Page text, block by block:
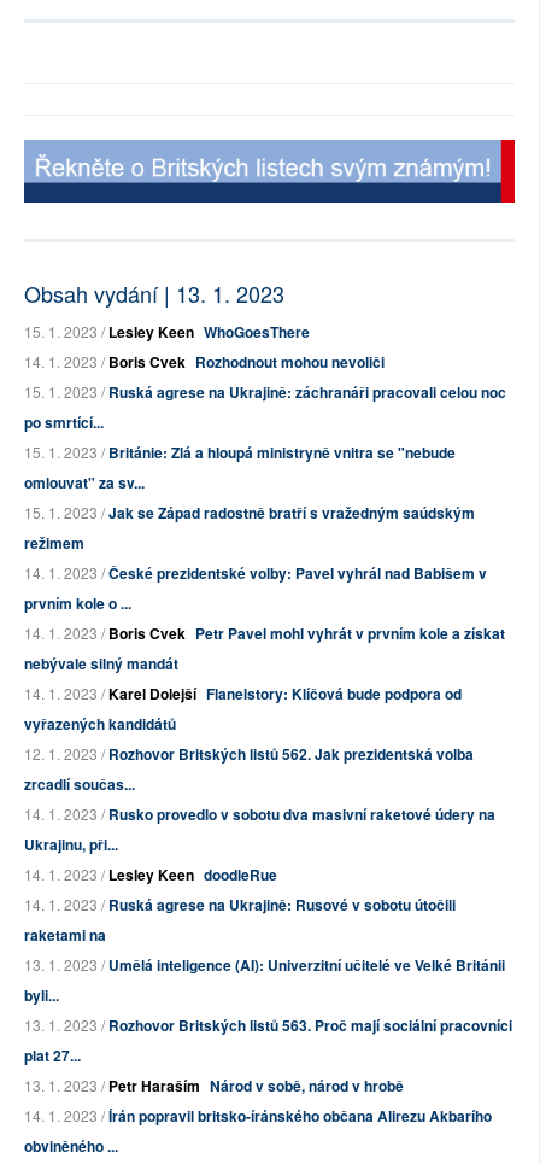
Obsah vydání | 13. 1. 2023
15. 1. 2023 /Lesley Keen WhoGoesThere
14. 1. 2023 /Boris Cvek Rozhodnout mohou nevoliči
15. 1. 2023 /Ruská agrese na Ukrajině: záchranáři pracovali celou noc
po smrtící...
15. 1. 2023 /Británie: Zlá a hloupá ministryně vnitra se "nebude
omlouvat" za sv...
15. 1. 2023 /Jak se Západ radostně bratří s vražedným saúdským
režimem
14. 1. 2023 /České prezidentské volby: Pavel vyhrál nad Babišem v
prvním kole o ...
14. 1. 2023 /Boris Cvek Petr Pavel mohl vyhrát v prvním kole a získat
nebývale silný mandát
14. 1. 2023 /Karel Dolejší Flanelstory: Klíčová bude podpora od
vyřazených kandidátů
12. 1. 2023 /Rozhovor Britských listů 562. Jak prezidentská volba
zrcadlí součas...
14. 1. 2023 /Rusko provedlo v sobotu dva masivní raketové údery na
Ukrajinu, při...
14. 1. 2023 /Lesley Keen doodleRue
14. 1. 2023 /Ruská agrese na Ukrajině: Rusové v sobotu útočili
raketami na
13. 1. 2023 /Umělá inteligence (AI): Univerzitní učitelé ve Velké Británii
byli...
13. 1. 2023 /Rozhovor Britských listů 563. Proč mají sociální pracovníci
plat 27...
13. 1. 2023 /Petr Haraším Národ v sobě, národ v hrobě
14. 1. 2023 /Írán popravil britsko-íránského občana Alirezu Akbarího
obviněného ...